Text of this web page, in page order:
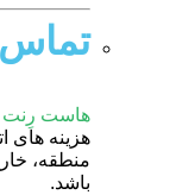
تماس
هاست رِنت
هزینه های
منطقه،
باشد.